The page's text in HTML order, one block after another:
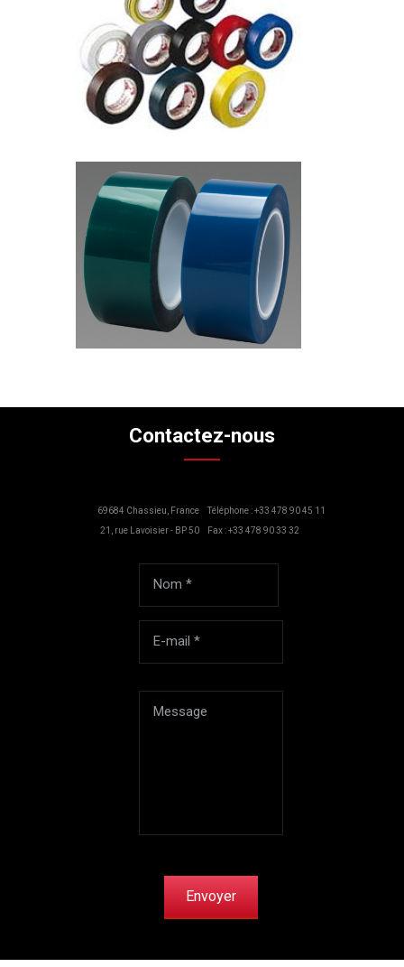
Contactez-nous
Téléphone : +33 478 90 45 11
Fax : +33 478 90 33 32
69684 Chassieu, France
21, rue Lavoisier - BP 50
Envoyer